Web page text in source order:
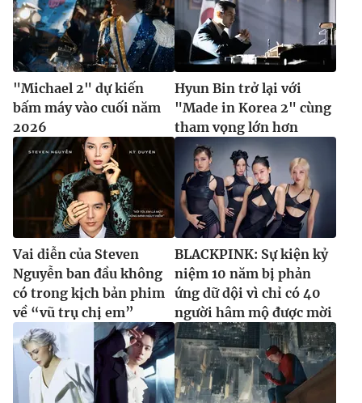
"Michael 2" dự kiến
bấm máy vào cuối năm
2026
Hyun Bin trở lại với
"Made in Korea 2" cùng
tham vọng lớn hơn
Vai diễn của Steven
Nguyễn ban đầu không
có trong kịch bản phim
về “vũ trụ chị em”
BLACKPINK: Sự kiện kỷ
niệm 10 năm bị phản
ứng dữ dội vì chỉ có 40
người hâm mộ được mời